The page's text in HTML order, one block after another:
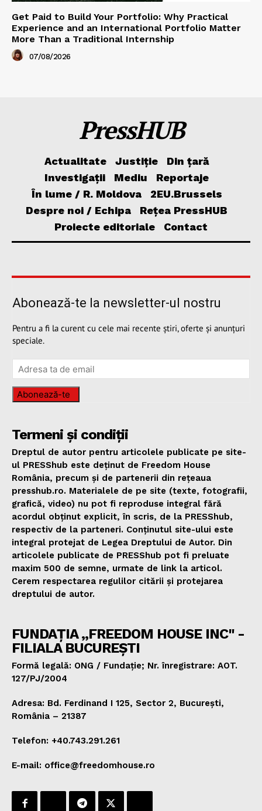
Get Paid to Build Your Portfolio: Why Practical
Experience and an International Portfolio Matter
More Than a Traditional Internship
07/08/2026
PressHUB
Actualitate Justiție
Din țară
Investigații
Mediu
Reportaje
În lume / R. Moldova
2EU.Brussels
Despre noi / Echipa
Rețea PressHUB
Proiecte editoriale
Contact
Abonează-te la newsletter-ul nostru
Pentru a fi la curent cu cele mai recente știri, oferte și anunțuri
speciale.
Abonează-te
Termeni și condiții
Dreptul de autor pentru articolele publicate pe site-
ul PRESShub este deținut de Freedom House
România, precum și de partenerii din rețeaua
presshub.ro. Materialele de pe site (texte, fotografii,
grafică, video) nu pot fi reproduse integral fără
acordul obținut explicit, în scris, de la PRESShub,
respectiv de la parteneri. Conținutul site-ului este
integral protejat de Legea Dreptului de Autor. Din
articolele publicate de PRESShub pot fi preluate
maxim 500 de semne, urmate de link la articol.
Cerem respectarea regulilor citării și protejarea
dreptului de autor.
FUNDAȚIA „FREEDOM HOUSE INC" -
FILIALA BUCUREȘTI
Formă legală: ONG / Fundație; Nr. înregistrare: AOT.
127/PJ/2004
Adresa: Bd. Ferdinand I 125, Sector 2, București,
România – 21387
Telefon: +40.743.291.261
E-mail: office@freedomhouse.ro